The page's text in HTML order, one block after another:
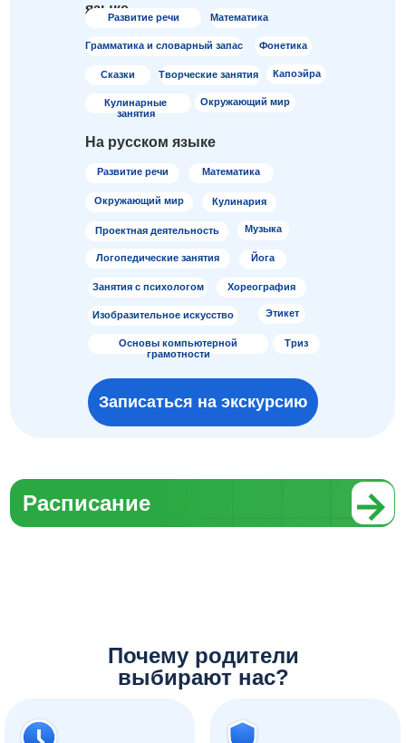
На русском языке
языке
Математика
Развитие речи
Сказки
Кулинарные
занятия
Капоэйра
Окружающий мир
Творческие занятия
Фонетика
Грамматика и словарный запас
Основы компьютерной
грамотности
Развитие речи Математика
Изобразительное искусство
Хореография
Занятия с психологом
Йога
Триз
Этикет
Логопедические занятия
Музыка
Проектная деятельность
Кулинария
Окружающий мир
Записаться на экскурсию
Расписание
Почему родители
выбирают нас?